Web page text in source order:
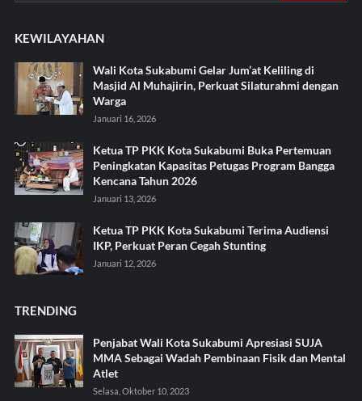
KEWILAYAHAN
Wali Kota Sukabumi Gelar Jum’at Keliling di
Masjid Al Muhajirin, Perkuat Silaturahmi dengan
Warga
Januari 16, 2026
Ketua TP PKK Kota Sukabumi Buka Pertemuan
Peningkatan Kapasitas Petugas Program Bangga
Kencana Tahun 2026
Januari 13, 2026
Ketua TP PKK Kota Sukabumi Terima Audiensi
IKP, Perkuat Peran Cegah Stunting
Januari 12, 2026
TRENDING
Penjabat Wali Kota Sukabumi Apresiasi SUJA
MMA Sebagai Wadah Pembinaan Fisik dan Mental
Atlet
Selasa, Oktober 10, 2023